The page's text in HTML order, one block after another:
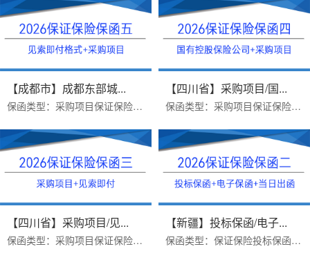
【成都市】成都东部城...
保函类型：采购项目保证保险履约保函办理优势：见索即付保函格式保函金额：200000办理周期：一个工作日出函机构：汇友财产相互保...
【四川省】采购项目/国...
保函类型：采购项目保证保险履约保函办理难点：要求国有控股保险公司保函金额：93002.39办理周期：一个工作日出函机构：太平财险...
【四川省】采购项目/见...
保函类型：采购项目保证保险履约保函办理难点：保函格式修改保函金额：87684.10办理周期：一个工作日出函机构：汇友财产相互保险...
【新疆】投标保函/电子...
保函类型：保证保险投标保函办理优势：银行保函要基本户，采用保证保险当日出函保函金额：800000办理周期：一个工作日出函机构：...